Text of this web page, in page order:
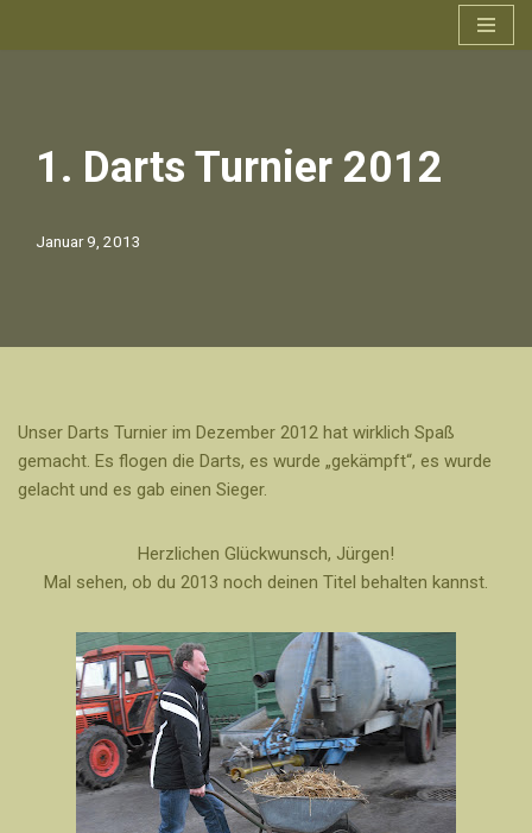
1. Darts Turnier 2012
Januar 9, 2013
Unser Darts Turnier im Dezember 2012 hat wirklich Spaß
gemacht. Es flogen die Darts, es wurde „gekämpft“, es wurde
gelacht und es gab einen Sieger.
Herzlichen Glückwunsch, Jürgen!
Mal sehen, ob du 2013 noch deinen Titel behalten kannst.